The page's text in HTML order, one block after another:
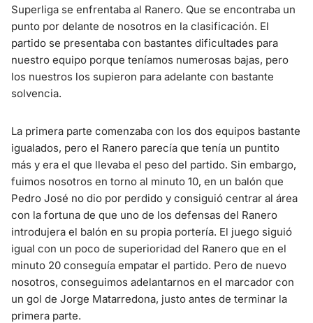
Superliga se enfrentaba al Ranero. Que se encontraba un
punto por delante de nosotros en la clasificación. El
partido se presentaba con bastantes dificultades para
nuestro equipo porque teníamos numerosas bajas, pero
los nuestros los supieron para adelante con bastante
solvencia.
La primera parte comenzaba con los dos equipos bastante
igualados, pero el Ranero parecía que tenía un puntito
más y era el que llevaba el peso del partido. Sin embargo,
fuimos nosotros en torno al minuto 10, en un balón que
Pedro José no dio por perdido y consiguió centrar al área
con la fortuna de que uno de los defensas del Ranero
introdujera el balón en su propia portería. El juego siguió
igual con un poco de superioridad del Ranero que en el
minuto 20 conseguía empatar el partido. Pero de nuevo
nosotros, conseguimos adelantarnos en el marcador con
un gol de Jorge Matarredona, justo antes de terminar la
primera parte.